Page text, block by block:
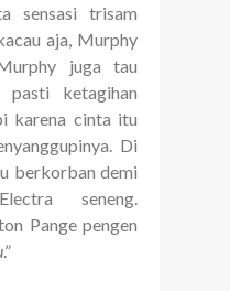
sensasi trisam
aja, Murphy
juga tau
ketagihan
karena cinta itu
Di
berkorban demi
seneng.
Pange pengen
.”